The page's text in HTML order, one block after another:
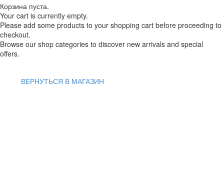
Корзина пуста.
Your cart is currently empty.
Please add some products to your shopping cart before proceeding to
checkout.
Browse our shop categories to discover new arrivals and special
offers.
ВЕРНУТЬСЯ В МАГАЗИН